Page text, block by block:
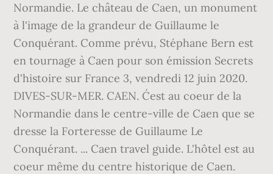
Normandie. Le château de Caen, un monument
à l'image de la grandeur de Guillaume le
Conquérant. Comme prévu, Stéphane Bern est
en tournage à Caen pour son émission Secrets
d'histoire sur France 3, vendredi 12 juin 2020.
DIVES-SUR-MER. CAEN. C´est au coeur de la
Normandie dans le centre-ville de Caen que se
dresse la Forteresse de Guillaume Le
Conquérant. ... Caen travel guide. L'hôtel est au
coeur même du centre historique de Caen.